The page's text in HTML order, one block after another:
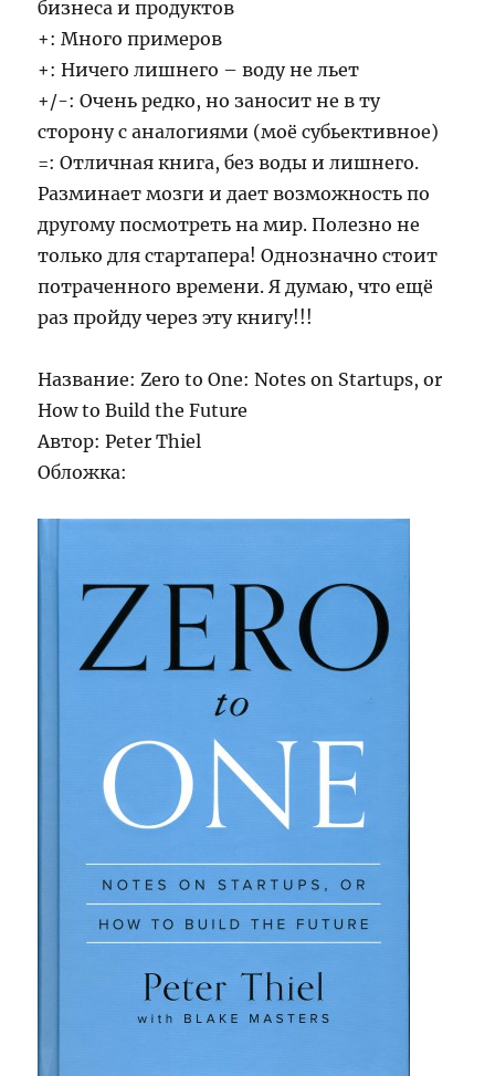
бизнеса и продуктов
+: Много примеров
+: Ничего лишнего – воду не льет
+/-: Очень редко, но заносит не в ту
сторону с аналогиями (моё субьективное)
=: Отличная книга, без воды и лишнего.
Разминает мозги и дает возможность по
другому посмотреть на мир. Полезно не
только для стартапера! Однозначно стоит
потраченного времени. Я думаю, что ещё
раз пройду через эту книгу!!!
Название: Zero to One: Notes on Startups, or
How to Build the Future
Автор: Peter Thiel
Обложка: